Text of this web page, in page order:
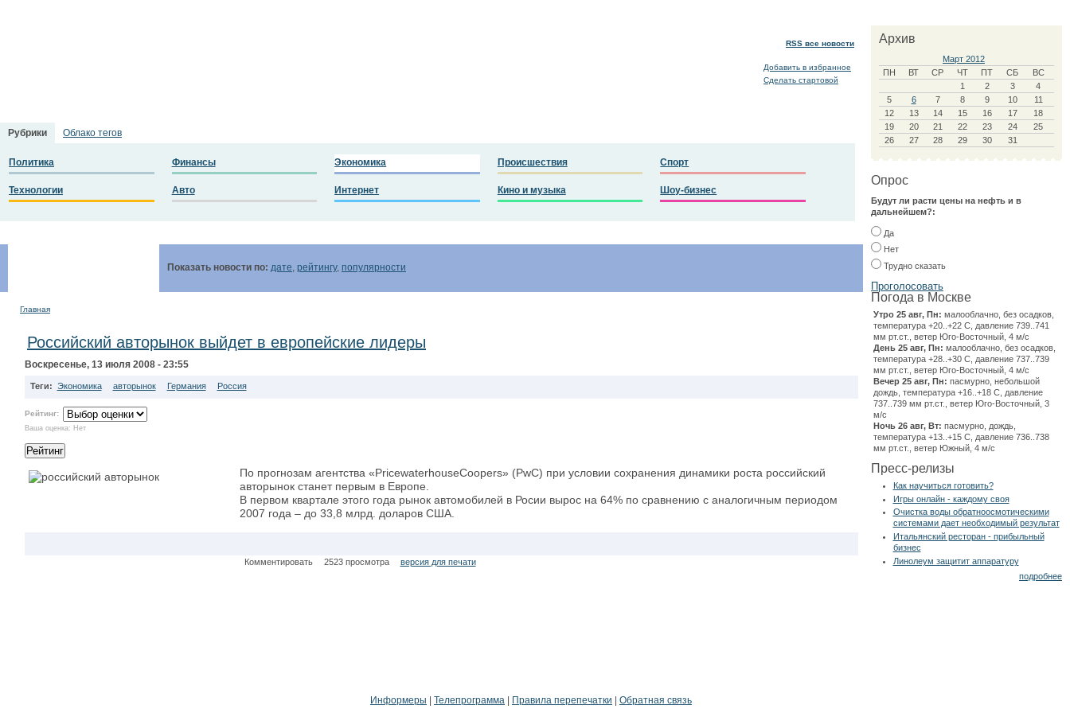
RSS все новости
Добавить в избранное
Сделать стартовой
Рубрики Облако тегов
Политика Финансы Экономика Происшествия Спорт
Технологии Авто Интернет Кино и музыка Шоу-бизнес
Показать новости по: дате, рейтингу, популярности
Главная
Российский авторынок выйдет в европейские лидеры
Воскресенье, 13 июля 2008 - 23:55
Теги: Экономика авторынок Германия Россия
Рейтинг:
Ваша оценка: Нет
По прогнозам агентства «PricewaterhouseCoopers» (PwC) при условии сохранения динамики роста российский
авторынок станет первым в Европе.
В первом квартале этого года рынок автомобилей в Росии вырос на 64% по сравнению с аналогичным периодом
2007 года – до 33,8 млрд. доларов США.
Комментировать 2523 просмотра версия для печати
Архив
Март 2012
ПН
ВТ СР ЧТ ПТ СБ
ВС
1
2 3
4
5
6 7 8 9 10
11
12
13 14 15 16 17
18
19
20 21 22 23 24
25
26
27 28 29 30 31
Опрос
Будут ли расти цены на нефть и в
дальнейшем?:
Да
Нет
Трудно сказать
Погода в Москве
Утро 25 авг, Пн: малооблачно, без осадков,
температура +20..+22 С, давление 739..741
мм рт.ст., ветер Юго-Восточный, 4 м/с
День 25 авг, Пн: малооблачно, без осадков,
температура +28..+30 С, давление 737..739
мм рт.ст., ветер Юго-Восточный, 4 м/с
Вечер 25 авг, Пн: пасмурно, небольшой
дождь, температура +16..+18 С, давление
737..739 мм рт.ст., ветер Юго-Восточный, 3
м/с
Ночь 26 авг, Вт: пасмурно, дождь,
температура +13..+15 С, давление 736..738
мм рт.ст., ветер Южный, 4 м/с
Пресс-релизы
Как научиться готовить?
Игры онлайн - каждому своя
Очистка воды обратноосмотическими
системами дает необходимый результат
Итальянский ресторан - прибыльный
бизнес
Линолеум защитит аппаратуру
подробнее
Информеры Телепрограмма Правила перепечатки Обратная связь